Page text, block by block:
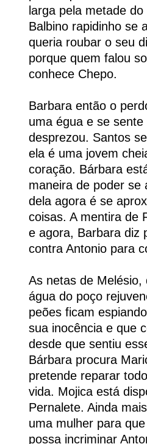
larga pela metade
Balbino rapidinho se
queria roubar o seu
porque quem falou
conhece Chepo.
Barbara então o
uma égua e se
desprezou. Santos
ela é uma jovem
coração. Bárbara
maneira de poder se
dela agora é se
coisas. A mentira de
e agora, Barbara diz
contra Antonio para
As netas de
água do poço
peões ficam
sua inocência e que
desde que sentiu
Bárbara procura
pretende reparar
vida. Mojica está
Pernalete. Ainda
uma mulher para
possa incriminar